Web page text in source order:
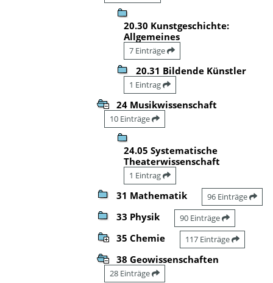
20.30 Kunstgeschichte:
Allgemeines
7 Einträge
20.31 Bildende Künstler
1 Eintrag
24 Musikwissenschaft
10 Einträge
24.05 Systematische
Theaterwissenschaft
1 Eintrag
31 Mathematik 96 Einträge
33 Physik 90 Einträge
35 Chemie 117 Einträge
38 Geowissenschaften
28 Einträge